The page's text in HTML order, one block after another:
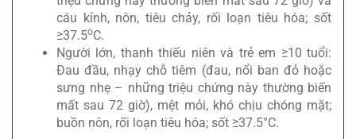
cáu kỉnh, nôn, tiêu chảy, rối loạn tiêu hóa; sốt
≥37.5oC.
Người lớn, thanh thiếu niên và trẻ em ≥10 tuổi:
Đau đầu, nhạy chỗ tiêm (đau, nổi ban đỏ hoặc
sưng nhẹ – những triệu chứng này thường biến
mất sau 72 giờ), mệt mỏi, khó chịu chóng mặt;
buồn nôn, rối loạn tiêu hóa; sốt ≥37.5°C.